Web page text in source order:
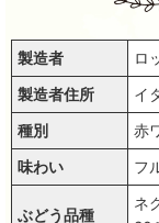
製造者
ロ
製造者住所
イ
種別
赤
味わい
フ
ぶどう品種
ネ